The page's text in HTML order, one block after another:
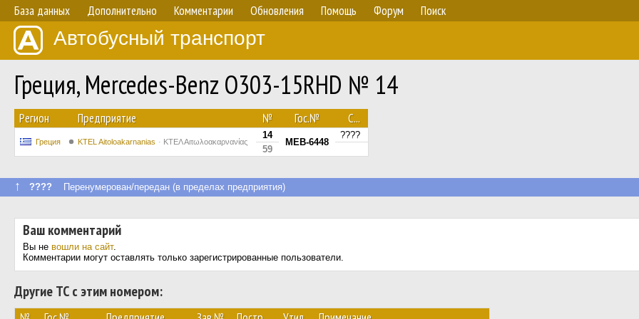
База данных Дополнительно Комментарии Обновления Помощь Форум Поиск
Автобусный транспорт
Греция, Mercedes-Benz O303-15RHD № 14
Регион Предприятие № Гос.№ С...
Греция KTEL Aitoloakarnanias ΚΤΕΛ Αιτωλοακαρνανίας
14
MEB-6448
????
59
↑ ???? Перенумерован/передан (в пределах предприятия)
Ваш комментарий
Вы не вошли на сайт.
Комментарии могут оставлять только зарегистрированные пользователи.
Другие ТС с этим номером: